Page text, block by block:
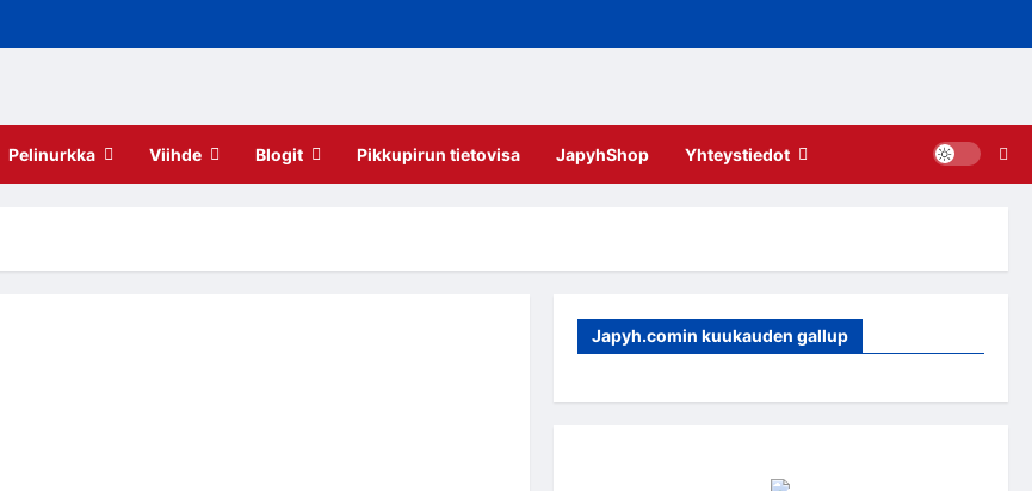
Pelinurkka Viihde Blogit Pikkupirun tietovisa JapyhShop Yhteystiedot
Japyh.comin kuukauden gallup